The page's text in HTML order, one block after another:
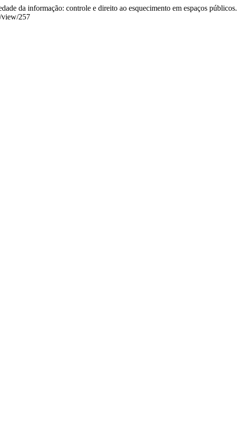
da informação: controle e direito ao esquecimento em espaços públicos.
view/257